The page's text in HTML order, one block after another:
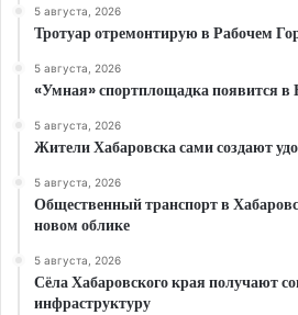
5 августа, 2026
Тротуар отремонтирую в Рабочем
5 августа, 2026
«Умная» спортплощадка появится в
5 августа, 2026
Жители Хабаровска сами создают
5 августа, 2026
Общественный транспорт в
новом облике
5 августа, 2026
Сёла Хабаровского края получают
инфраструктуру